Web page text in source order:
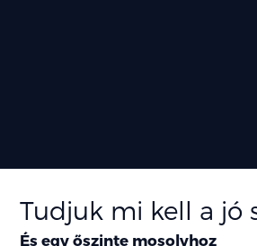
Tudjuk mi kell a jó
És egy őszinte mosolyhoz